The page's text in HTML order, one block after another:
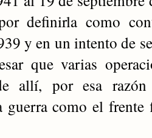
definirla como
y en un intento de
que varias
allí, por esa
guerra como el